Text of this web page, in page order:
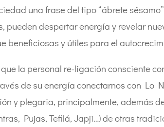
una frase del tipo “ábrete
despertar energía y revelar
beneficiosas y útiles para el
la personal re-ligación consciente
de su energía conectarnos con Lo
y plegaria, principalmente, además
Pujas, Tefilá, Japji…) de otras